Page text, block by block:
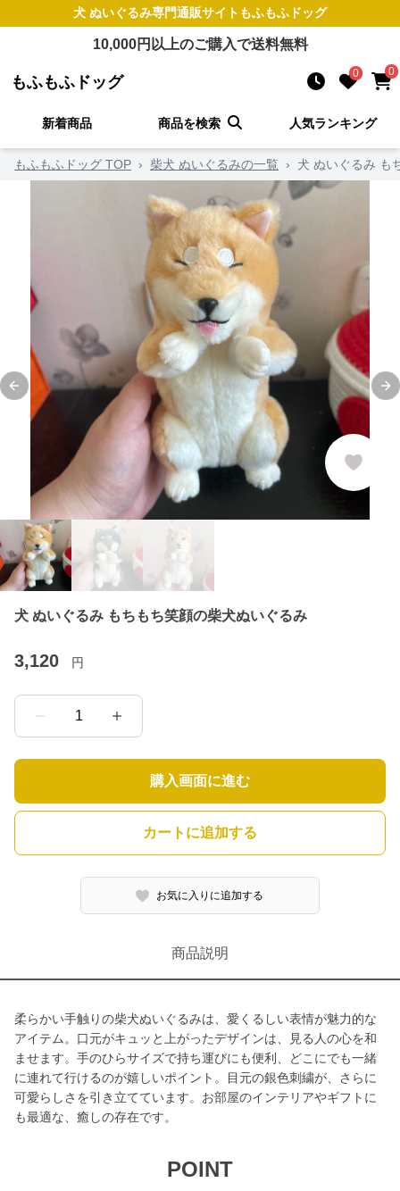
犬 ぬいぐるみ専門通販サイト もふもふドッグ
10,000円以上のご購入で送料無料
もふもふドッグ 0 0
新着商品 商品を検索 人気ランキング
もふもふドッグ TOP › 柴犬 ぬいぐるみの一覧 › 犬 ぬいぐるみ も
Previous slide
犬 ぬいぐるみ もちもち笑顔の柴犬ぬいぐるみ
3,120 円
1
購入画面に進む
カートに追加する
お気に入りに追加する
商品説明
柔らかい手触りの柴犬ぬいぐるみは、愛くるしい表情が魅力的な
アイテム。口元がキュッと上がったデザインは、見る人の心を和
ませます。手のひらサイズで持ち運びにも便利、どこにでも一緒
に連れて行けるのが嬉しいポイント。目元の銀色刺繍が、さらに
可愛らしさを引き立てています。お部屋のインテリアやギフトに
も最適な、癒しの存在です。
POINT